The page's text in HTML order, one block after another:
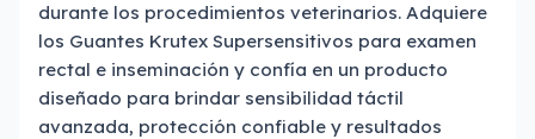
durante los procedimientos veterinarios. Adquiere
los Guantes Krutex Supersensitivos para examen
rectal e inseminación y confía en un producto
diseñado para brindar sensibilidad táctil
avanzada, protección confiable y resultados